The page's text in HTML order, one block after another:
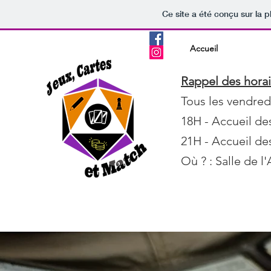
Ce site a été conçu sur la
Accueil
Rappel des
Tous les
18H - Accueil
21H - Accueil
Où ? : Salle de